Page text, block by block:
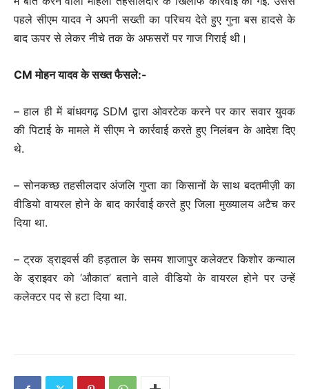
पहले सीएम यादव ने अपनी सख्ती का परिचय देते हुए गुना बस हादसे के
बाद ऊपर से लेकर नीचे तक के अफसरों पर गाज गिराई थी।
CM मोहन यादव के सख्त फैसले:-
– हाल ही में बांधवगढ़ SDM द्वारा ओवरटेक करने पर कार सवार युवक
की पिटाई के मामले में सीएम ने कार्रवाई करते हुए निलंबन के आदेश दिए
थे.
– सोनकच्छ तहसीलदार अंजलि गुप्ता का किसानों के साथ बदतमीज़ी का
वीडियो वायरल होने के बाद कार्रवाई करते हुए जिला मुख्यालय अटैच कर
दिया था.
– ट्रक ड्राइवर्स की हड़ताल के समय शाजापुर कलेक्टर किशोर कन्याल
के ड्राइवर को ‘औकात’ बताने वाले वीडियो के वायरल होने पर उन्हें
कलेक्टर पद से हटा दिया था.